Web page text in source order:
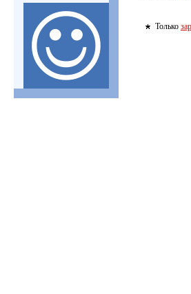
Только